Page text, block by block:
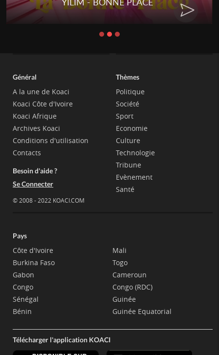
Général
A la une de Koaci
Koaci Côte d'Ivoire
Koaci Afrique
Archives Koaci
Conditions d'utilisation
Contacts
Besoin d'aide ?
Se Connecter
© 2008 - 2022 KOACI.COM
Thèmes
Politique
Société
Sport
Economie
Culture
Technologie
Tribune
Evènement
Santé
Pays
Côte d'Ivoire
Burkina Faso
Gabon
Congo
Sénégal
Bénin
Mali
Togo
Cameroun
Congo (RDC)
Guinée
Guinée Equatorial
Télécharger l'application KOACI